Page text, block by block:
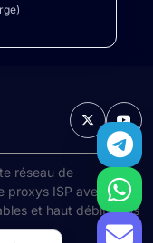
réseau de
proxys ISP avec 99%
et haut débit dans